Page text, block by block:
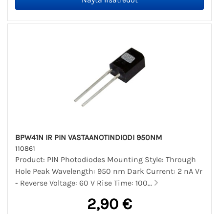
BPW41N IR PIN VASTAANOTINDIODI 950NM
110861
Product: PIN Photodiodes Mounting Style: Through
Hole Peak Wavelength: 950 nm Dark Current: 2 nA Vr
- Reverse Voltage: 60 V Rise Time: 100...
2,90 €